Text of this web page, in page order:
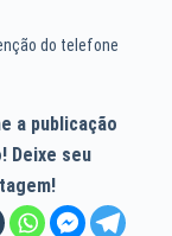
do telefone
a publicação
Deixe seu